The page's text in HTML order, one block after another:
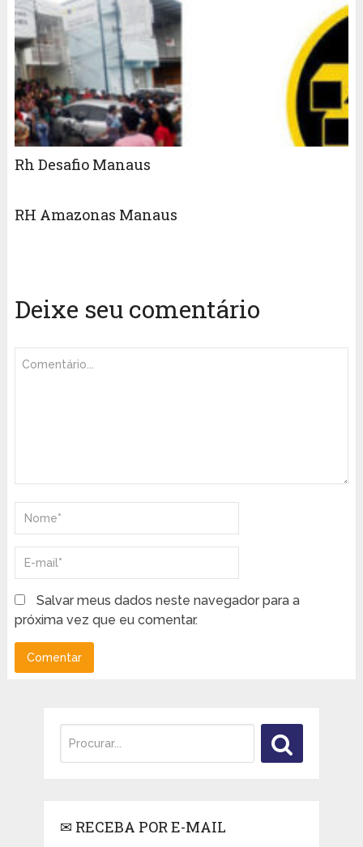
Rh Desafio Manaus
RH Amazonas Manaus
Deixe seu comentário
Salvar meus dados neste navegador para a
próxima vez que eu comentar.
✉ RECEBA POR E-MAIL